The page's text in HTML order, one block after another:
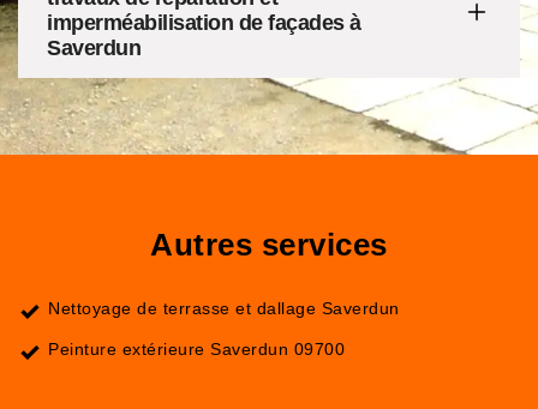
imperméabilisation de façades à
Saverdun
Autres services
Nettoyage de terrasse et dallage Saverdun
Peinture extérieure Saverdun 09700